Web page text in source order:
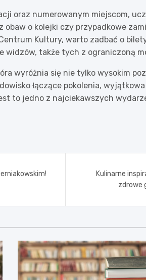
oraz numerowanym miejscom,
o kolejki czy przypadkowe
Kultury, warto zadbać o
także tych z ograniczoną
wyróżnia się nie tylko wysokim
łączące pokolenia,
to jedno z najciekawszych
Kulinarne
zdrowe